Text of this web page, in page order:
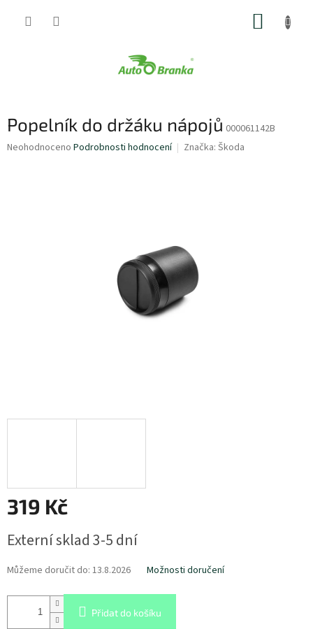
Popelník do držáku nápojů 000061142B
Průměrné
Neohodnoceno Podrobnosti hodnocení Značka: Škoda
319 Kč
cena:
Externí sklad 3-5 dní
Můžeme doručit do: 13.8.2026 Možnosti doručení
Přidat do košíku